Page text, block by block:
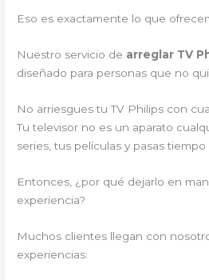
Eso es exactamente lo que
Nuestro servicio de arreglar TV
diseñado para personas que no
No arriesgues tu TV Philips con
Tu televisor no es un aparato
series, tus películas y pasas tiempo
Entonces, ¿por qué dejarlo en
experiencia?
Muchos clientes llegan con
experiencias: